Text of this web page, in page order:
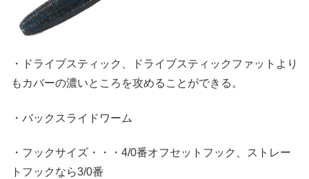
・ドライブスティック、ドライブスティックファットより
もカバーの濃いところを攻めることができる。
・バックスライドワーム
・フックサイズ・・・4/0番オフセットフック、ストレー
トフックなら3/0番